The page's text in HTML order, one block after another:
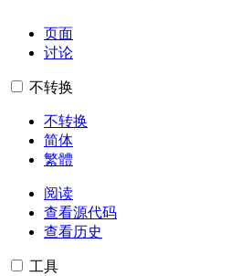
页面
讨论
不转换
不转换
简体
繁體
阅读
查看源代码
查看历史
工具